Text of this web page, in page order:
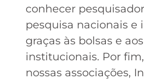
conhecer
pesquisa nacionais e
graças às bolsas e
institucionais. Por
nossas associações,